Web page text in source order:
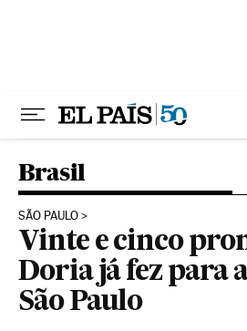
Brasil
SÃO PAULO
Vinte e cinco
Doria já fez para
São Paulo